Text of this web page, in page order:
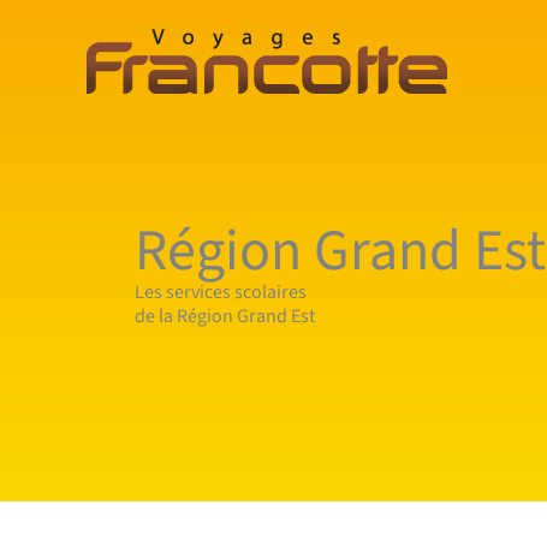
Région Grand Est
Les services scolaires
de la Région Grand Est